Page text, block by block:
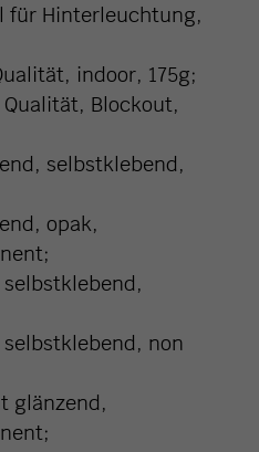
für Hinterleuchtung,
indoor, 175g;
Qualität, Blockout,
selbstklebend,
opak,
non
glänzend,